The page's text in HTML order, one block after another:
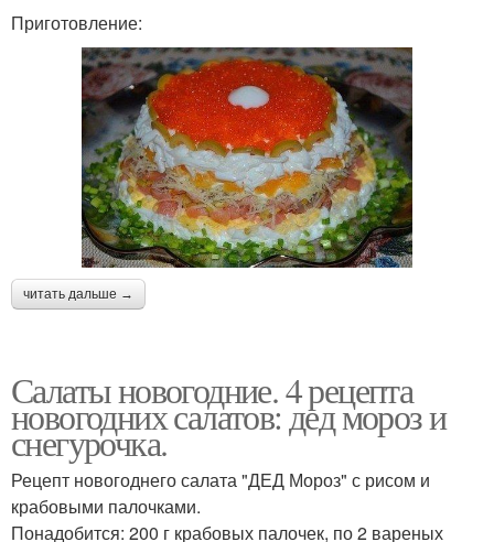
Приготовление:
читать дальше →
Салаты новогодние. 4 рецепта
новогодних салатов: дед мороз и
снегурочка.
Рецепт новогоднего салата "ДЕД Мороз" с рисом и
крабовыми палочками.
Понадобится: 200 г крабовых палочек, по 2 вареных